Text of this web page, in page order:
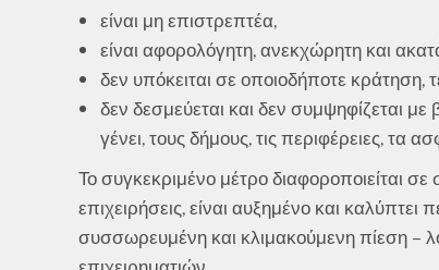
είναι μη επιστρεπτέα,
είναι αφορολόγητη, ανεκχώρητη και
δεν υπόκειται σε οποιοδήποτε κράτηση,
δεν δεσμεύεται και δεν συμψηφίζεται
γένει, τους δήμους, τις περιφέρειες, τα
Το συγκεκριμένο μέτρο διαφοροποιείται
επιχειρήσεις, είναι αυξημένο και
συσσωρευμένη και κλιμακούμενη πίεση –